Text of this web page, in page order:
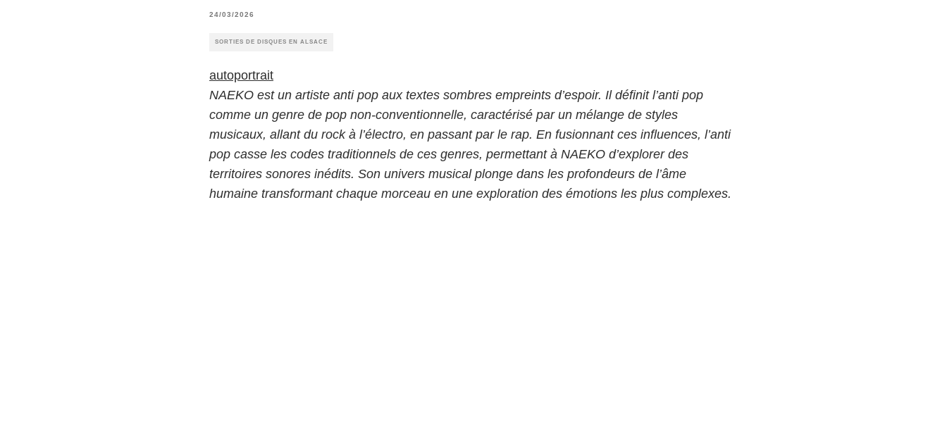
24/03/2026
SORTIES DE DISQUES EN ALSACE
autoportrait
NAEKO est un artiste anti pop aux textes sombres empreints d’espoir. Il définit l’anti pop
comme un genre de pop non-conventionnelle, caractérisé par un mélange de styles
musicaux, allant du rock à l’électro, en passant par le rap. En fusionnant ces influences, l’anti
pop casse les codes traditionnels de ces genres, permettant à NAEKO d’explorer des
territoires sonores inédits. Son univers musical plonge dans les profondeurs de l’âme
humaine transformant chaque morceau en une exploration des émotions les plus complexes.